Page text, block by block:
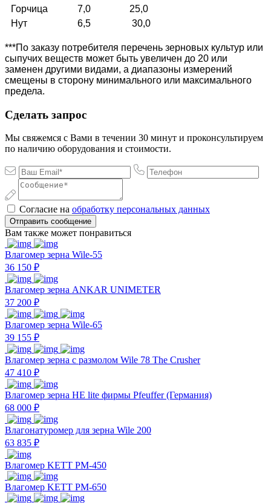
Горчица
7,0
25,0
Нут
6,5 30,0
***По заказу потребителя перечень зерновых культур или
сыпучих веществ может быть увеличен до 20 или
заменен другими видами, а диапазоны измерений
смещены в сторону минимального или максимального
предела.
Сделать запрос
Мы свяжемся с Вами в течении 30 минут и проконсультируем
по наличию оборудования и стоимости.
Согласие на обработку персональных данных
Отправить сообщение
Вам также может понравиться
Влагомер зерна Wile-55
36 150 ₽
Влагомер зерна ANKAR UNIMETER
37 200 ₽
Влагомер зерна Wile-65
39 155 ₽
Влагомер зерна с размолом Wile 78 The Crusher
47 410 ₽
Влагомер зерна HE lite фирмы Pfeuffer (Германия)
68 000 ₽
Влагонатуромер для зерна Wile 200
63 835 ₽
Влагомер KETT PM-450
Влагомер KETT PM-650